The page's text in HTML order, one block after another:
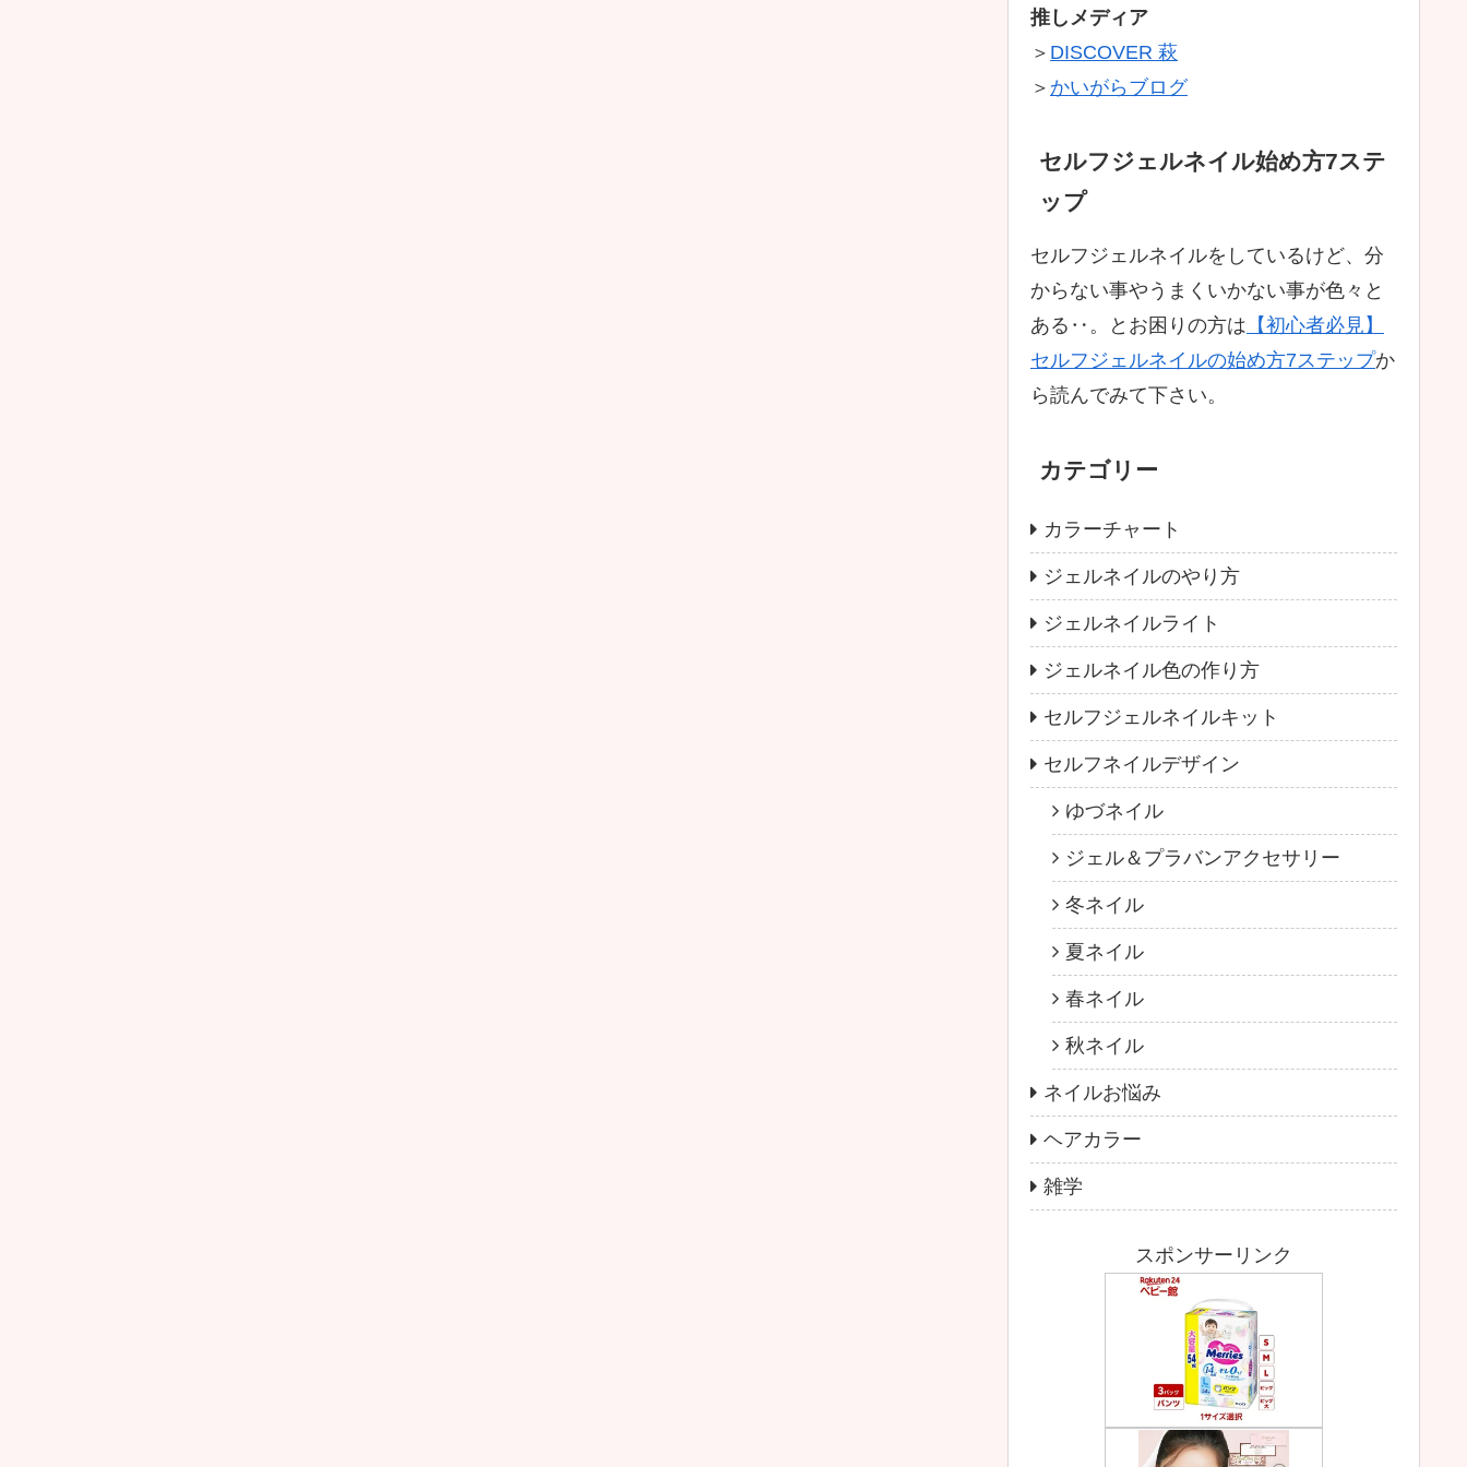
推しメディア
＞ DISCOVER 萩
＞ かいがらブログ
セルフジェルネイル始め方7ステ
ップ
セルフジェルネイルをしているけど、分
からない事やうまくいかない事が色々と
ある‥。とお困りの方は 【初心者必見】
セルフジェルネイルの始め方7ステップか
ら読んでみて下さい。
カテゴリー
カラーチャート
ジェルネイルのやり方
ジェルネイルライト
ジェルネイル色の作り方
セルフジェルネイルキット
セルフネイルデザイン
ゆづネイル
ジェル＆プラバンアクセサリー
冬ネイル
夏ネイル
春ネイル
秋ネイル
ネイルお悩み
ヘアカラー
雑学
スポンサーリンク